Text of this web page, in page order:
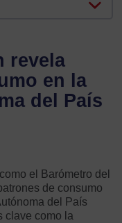
revela
en la
del País
el Barómetro del
de consumo
del País
clave como la